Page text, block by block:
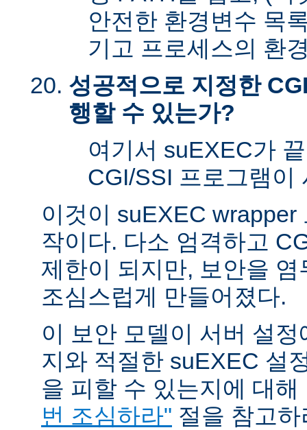
안전한 환경변수 목
기고 프로세스의 환
성공적으로 지정한
행할 수 있는가?
여기서 suEXEC가
CGI/SSI 프로그램이
이것이 suEXEC wrapper
작이다. 다소 엄격하고
제한이 되지만, 보안을
조심스럽게 만들어졌다.
이 보안 모델이 서버 설
지와 적절한 suEXEC 설
을 피할 수 있는지에 대
번 조심하라" 절을 참고하